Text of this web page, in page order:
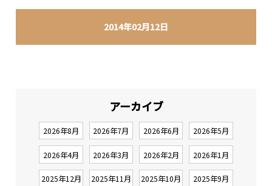
2014年02月12日
アーカイブ
2026年8月 2026年7月 2026年6月 2026年5月
2026年4月 2026年3月 2026年2月 2026年1月
2025年12月 2025年11月 2025年10月 2025年9月